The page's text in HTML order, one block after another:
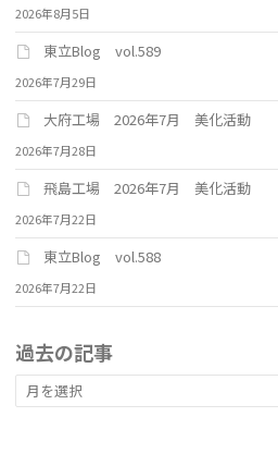
2026年8月5日
東立Blog vol.589
2026年7月29日
大府工場 2026年7月 美化活動
2026年7月28日
飛島工場 2026年7月 美化活動
2026年7月22日
東立Blog vol.588
2026年7月22日
過去の記事
去